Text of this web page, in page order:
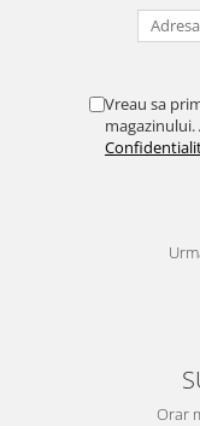
Vreau sa
Orar